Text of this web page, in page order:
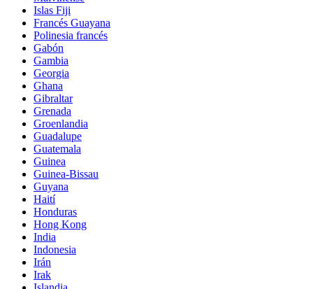
Islas Fiji
Francés Guayana
Polinesia francés
Gabón
Gambia
Georgia
Ghana
Gibraltar
Grenada
Groenlandia
Guadalupe
Guatemala
Guinea
Guinea-Bissau
Guyana
Haití
Honduras
Hong Kong
India
Indonesia
Irán
Irak